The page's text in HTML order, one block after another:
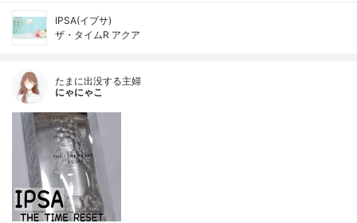
IPSA(イプサ)
ザ・タイムR アクア
たまに出没する主婦
にゃにゃこ